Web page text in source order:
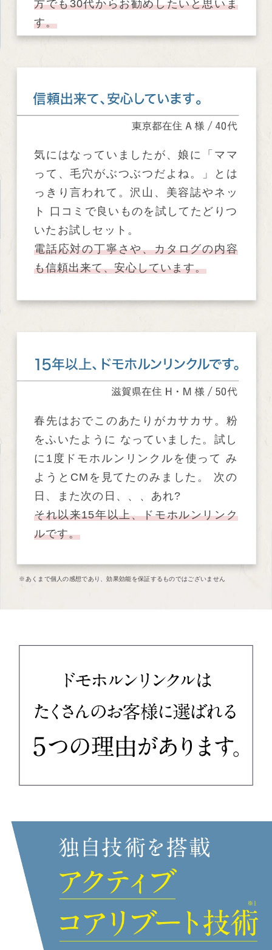
方でも30代からお勧めしたいと思いま
す。
気にはなっていましたが、娘に「ママ
って、毛穴がぶつぶつだよね。」とは
っきり言われて。沢山、美容誌やネッ
ト 口コミで良いものを試してたどりつ
いたお試しセット。
電話応対の丁寧さや、カタログの内容
も信頼出来て、安心しています。
春先はおでこのあたりがカサカサ。粉
をふいたように なっていました。試し
に1度ドモホルンリンクルを使って み
ようとCMを見てたのみました。 次の
日、また次の日、、、あれ?
それ以来15年以上、ドモホルンリンク
ルです。
※あくまで個人の感想であり、効果効能を保証するものではございません